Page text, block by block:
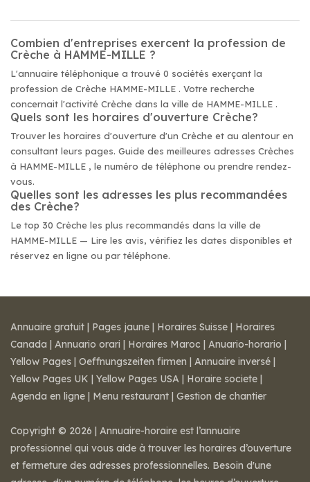
Combien d'entreprises exercent la profession de
Crèche à HAMME-MILLE ?
L'annuaire téléphonique a trouvé 0 sociétés exerçant la
profession de Crèche HAMME-MILLE . Votre recherche
concernait l'activité Crèche dans la ville de HAMME-MILLE .
Quels sont les horaires d'ouverture Crèche?
Trouver les horaires d'ouverture d'un Crèche et au alentour en
consultant leurs pages. Guide des meilleures adresses Crèches
à HAMME-MILLE , le numéro de téléphone ou prendre rendez-
vous.
Quelles sont les adresses les plus recommandées
des Crèche?
Le top 30 Crèche les plus recommandés dans la ville de
HAMME-MILLE — Lire les avis, vérifiez les dates disponibles et
réservez en ligne ou par téléphone.
Annuaire gratuit | Pages jaune | Horaires Suisse | Horaires
Canada | Annuario orari | Horaires Maroc | Anuario-horario |
Yellow Pages | Oeffnungszeiten firmen | Annuaire inversé |
Yellow Pages UK | Yellow Pages USA | Horaire societe |
Agenda en ligne | Menu restaurant | Gestion de chantier
Copyright © 2026 | Annuaire-horaire est l’annuaire
professionnel qui vous aide à trouver les horaires d’ouverture
et fermeture des adresses professionnelles. Besoin d'une